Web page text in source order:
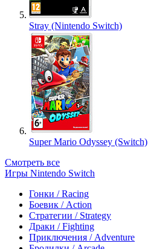
Stray (Nintendo Switch)
Super Mario Odyssey (Switch)
Смотреть все
Игры Nintendo Switch
Гонки / Racing
Боевик / Action
Стратегии / Strategy
Драки / Fighting
Приключения / Adventure